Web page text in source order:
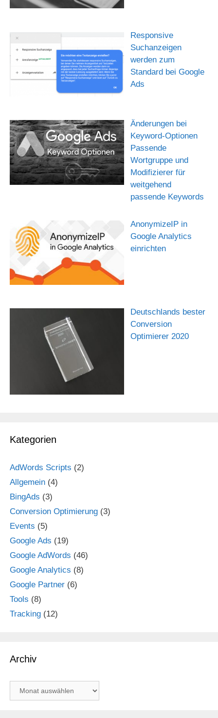
Responsive
Suchanzeigen
werden zum
Standard bei Google
Ads
Änderungen bei
Keyword-Optionen
Passende
Wortgruppe und
Modifizierer für
weitgehend
passende Keywords
AnonymizeIP in
Google Analytics
einrichten
Deutschlands bester
Conversion
Optimierer 2020
Kategorien
AdWords Scripts (2)
Allgemein (4)
BingAds (3)
Conversion Optimierung (3)
Events (5)
Google Ads (19)
Google AdWords (46)
Google Analytics (8)
Google Partner (6)
Tools (8)
Tracking (12)
Archiv
Archiv